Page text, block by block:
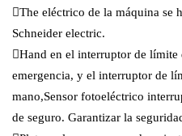
The eléctrico de la máquina se
Schneider electric.
Hand en el interruptor de
emergencia, y el interruptor de
mano,Sensor fotoeléctrico
de seguro. Garantizar la